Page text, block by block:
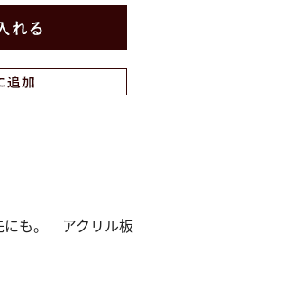
にも。 アクリル板